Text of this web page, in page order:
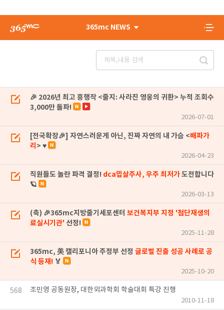
365mc NEWS
🎉 2026년 최고 흥행작 <줄지: 사라진 영웅의 귀환> 누적 조회수
3,000만 돌파!
2026-07-01
[전국확장🎉] 자연스러운게 아닌, 진짜 자연의 내 가슴 <배파가
리 > ♥
2026-04-23
직원들도 놀란 파격 결정! dca밉살주사, 우주 최저가도전합니다
🪐
2026-03-13
(축) 🎉365mc지방줄기세포센터 보건복지부 지정 '첨단재생의
료실시기관' 선정!
2025-11-28
365mc, 美 캘리포니아 주정부 선정 글로벌 진출 성공 사례로 공
식 등재! 🏅
2025-10-20
568 조민영 공동원장, 대한외과학회 학술대회 특강 진행
2010-11-18